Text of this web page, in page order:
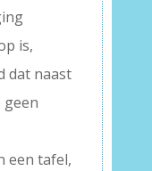
is,
dat naast
geen
een tafel,